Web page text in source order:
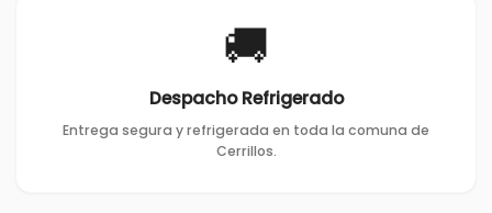
🚚
Despacho Refrigerado
Entrega segura y refrigerada en toda la comuna de
Cerrillos.